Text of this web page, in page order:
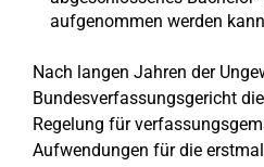
aufgenommen werden
Nach langen Jahren der
Bundesverfassungsgericht
Regelung für
Aufwendungen für die